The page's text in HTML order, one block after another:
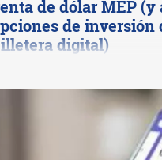
de dólar MEP
de inversión
digital)